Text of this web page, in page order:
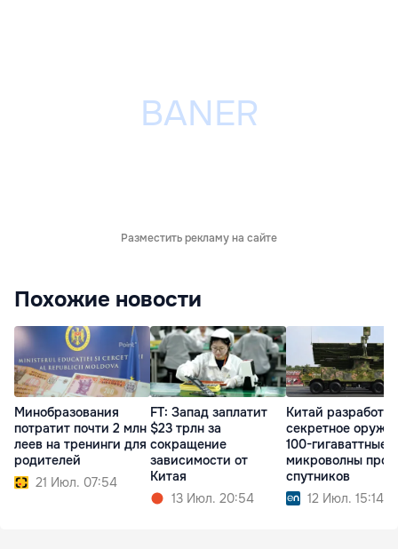
Разместить рекламу на сайте
Похожие новости
Минобразования
потратит почти 2 млн
леев на тренинги для
родителей
21 Июл. 07:54
FT: Запад заплатит
$23 трлн за
сокращение
зависимости от
Китая
13 Июл. 20:54
Китай разработал
секретное
100-гигаваттные
микроволны
спутников
12 Июл. 15:14